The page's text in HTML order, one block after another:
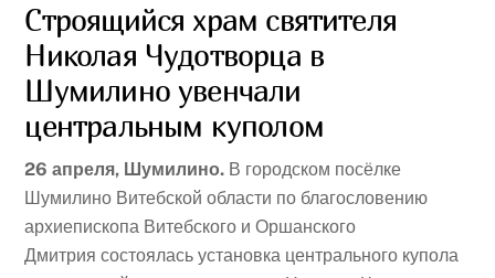
Строящийся храм святителя
Николая Чудотворца в
Шумилино увенчали
центральным куполом
26 апреля, Шумилино. В городском посёлке
Шумилино Витебской области по благословению
архиепископа Витебского и Оршанского
Дмитрия состоялась установка центрального купола